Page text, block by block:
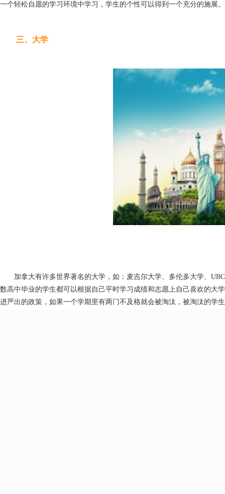
一个轻松自愿的学习环境中学习，学生的个性可以得到一个充分的施展。
三、大学
加拿大有许多世界著名的大学，如：麦吉尔大学、多伦多大学、
数高中毕业的学生都可以根据自己平时学习成绩和志愿上自己喜欢的大
进严出的政策，如果一个学期里有两门不及格就会被淘汰，被淘汰的学